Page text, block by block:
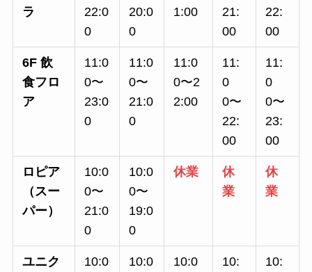
ラ
22:0
0
20:0
0
1:00
21:
00
22:
00
6F 飲
食フロ
ア
11:0
0〜
23:0
0
11:0
0〜
21:0
0
11:0
0〜2
2:00
11:
0
0〜
22:
00
11:
0
0〜
23:
00
ロピア
（スー
パー）
10:0
0〜
21:0
0
10:0
0〜
19:0
0
休業
休
業
休
業
ユニク
10:0
10:0
10:0
10:
10: